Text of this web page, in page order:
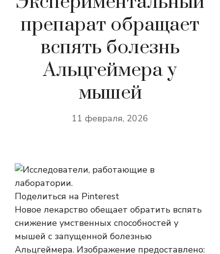
препарат обращает
вспять болезнь
Альцгеймера у
мышей
11 февраля, 2026
Поделиться на Pinterest
Новое лекарство обещает обратить вспять
снижение умственных способностей у
мышей с запущенной болезнью
Альцгеймера. Изображение предоставлено: